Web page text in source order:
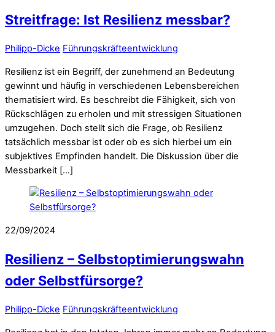
Streitfrage: Ist Resilienz messbar?
Philipp-Dicke Führungskräfteentwicklung
Resilienz ist ein Begriff, der zunehmend an Bedeutung
gewinnt und häufig in verschiedenen Lebensbereichen
thematisiert wird. Es beschreibt die Fähigkeit, sich von
Rückschlägen zu erholen und mit stressigen Situationen
umzugehen. Doch stellt sich die Frage, ob Resilienz
tatsächlich messbar ist oder ob es sich hierbei um ein
subjektives Empfinden handelt. Die Diskussion über die
Messbarkeit […]
22/09/2024
Resilienz – Selbstoptimierungswahn
oder Selbstfürsorge?
Philipp-Dicke Führungskräfteentwicklung